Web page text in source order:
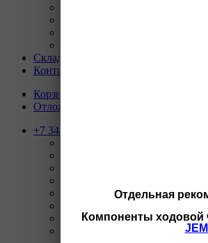
Отдельная
Компоненты ходовой
Склады
Контакты
Корзина
Отложенные
+7 343 247-83-62
+7 3462 77-41-47С 9-18 ОП г
+7 932 11111 42С 9-18 ОП г